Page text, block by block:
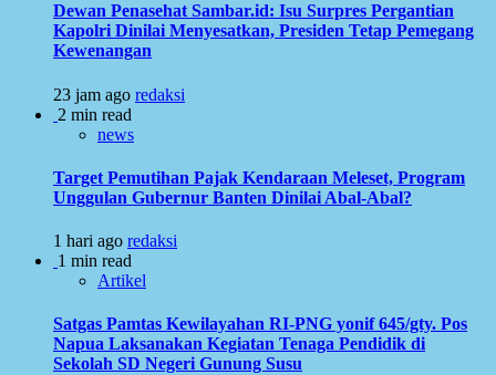
Dewan Penasehat Sambar.id: Isu Surpres Pergantian
Kapolri Dinilai Menyesatkan, Presiden Tetap Pemegang
Kewenangan
23 jam ago redaksi
2 min read
news
Target Pemutihan Pajak Kendaraan Meleset, Program
Unggulan Gubernur Banten Dinilai Abal-Abal?
1 hari ago redaksi
1 min read
Artikel
Satgas Pamtas Kewilayahan RI-PNG yonif 645/gty. Pos
Napua Laksanakan Kegiatan Tenaga Pendidik di
Sekolah SD Negeri Gunung Susu